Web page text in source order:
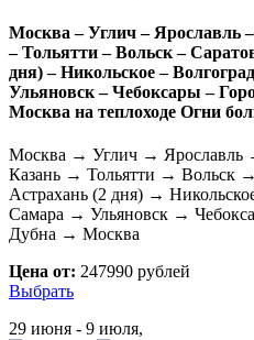
Москва – Углич – Ярославль
– Тольятти – Вольск –
дня) – Никольское –
Ульяновск – Чебоксары –
Москва на теплоходе Огни
Москва → Углич →
Казань → Тольятти → Вольск
Астрахань (2 дня) →
Самара → Ульяновск →
Дубна → Москва
Цена от: 247990 рублей
Выбрать
29 июня - 9 июля,